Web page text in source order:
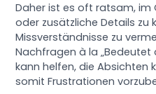
Daher ist es oft ratsam,
oder zusätzliche Details zu
Missverständnisse zu
Nachfragen à la „Bedeutet
kann helfen, die Absichten
somit Frustrationen